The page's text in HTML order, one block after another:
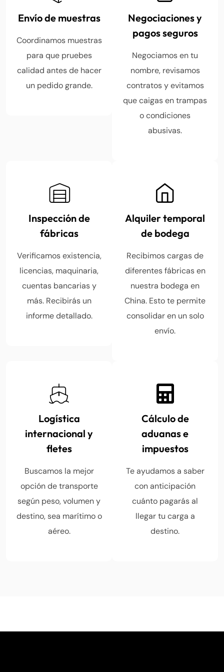
Envío de muestras
Coordinamos muestras
para que pruebes
calidad antes de hacer
un pedido grande.
Negociaciones y
pagos seguros
Negociamos en tu
nombre, revisamos
contratos y evitamos
que caigas en trampas
o condiciones
abusivas.
Inspección de
fábricas
Verificamos existencia,
licencias, maquinaria,
cuentas bancarias y
más. Recibirás un
informe detallado.
Alquiler temporal
de bodega
Recibimos cargas de
diferentes fábricas en
nuestra bodega en
China. Esto te permite
consolidar en un solo
envío.
Logística
internacional y
fletes
Buscamos la mejor
opción de transporte
según peso, volumen y
destino, sea marítimo o
aéreo.
Cálculo de
aduanas e
impuestos
Te ayudamos a saber
con anticipación
cuánto pagarás al
llegar tu carga a
destino.